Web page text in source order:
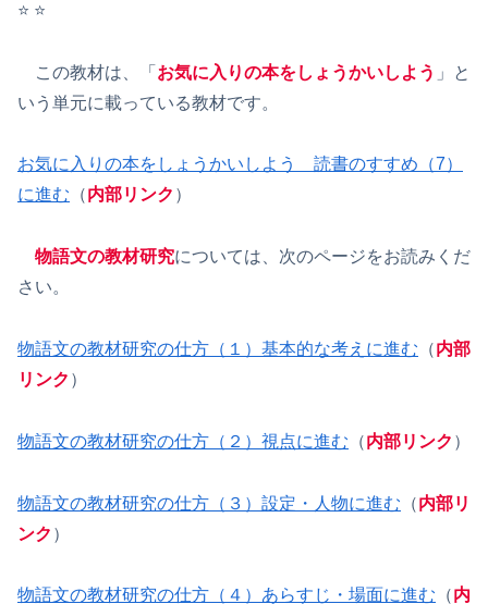
⭐️ ⭐️
この教材は、「 お気に入りの本をしょうかいしよう 」と
いう単元に載っている教材です。
お気に入りの本をしょうかいしよう 読書のすすめ（7）
に進む （内部リンク ）
物語文の教材研究については、次のページをお読みくだ
さい。
物語文の教材研究の仕方（１）基本的な考えに進む （内部
リンク ）
物語文の教材研究の仕方（２）視点に進む （内部リンク ）
物語文の教材研究の仕方（３）設定・人物に進む （内部リ
ンク ）
物語文の教材研究の仕方（４）あらすじ・場面に進む （内